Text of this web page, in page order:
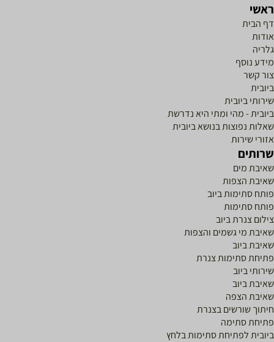
הבית
נוסף
קשר
ביובית
- מהי ומתי היא נדרשת
נפוצות בנושא ביובית
שירות
מים
הצפות
סתימות ביוב
סתימות
צנרת ביוב
מי גשמים והצפות
ביוב
סתימות צנרת
ביוב
ביוב
הצפה
שורשים בצנרת
סתימה
לפתיחת סתימות בלחץ